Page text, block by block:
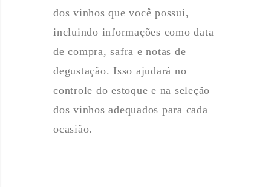
dos vinhos que você possui,
incluindo informações como data
de compra, safra e notas de
degustação. Isso ajudará no
controle do estoque e na seleção
dos vinhos adequados para cada
ocasião.